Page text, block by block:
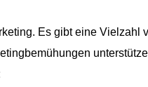
Es gibt eine Vielzahl